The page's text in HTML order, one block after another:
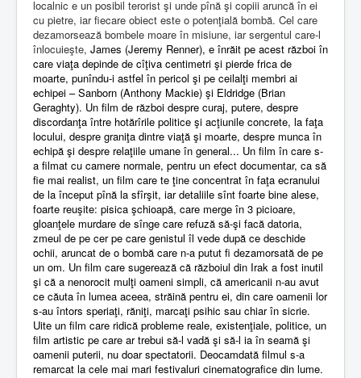
localnic e un posibil terorist şi unde pînă şi copiii aruncă în ei
cu pietre, iar fiecare obiect este o potenţială bombă. Cel care
dezamorsează bombele moare în misiune, iar sergentul care-l
înlocuieşte, James (Jeremy Renner), e înrăit pe acest război în
care viaţa depinde de cîţiva centimetri şi pierde frica de
moarte, punîndu-i astfel în pericol şi pe ceilalţi membri ai
echipei – Sanborn (Anthony Mackie) şi Eldridge (Brian
Geraghty). Un film de război despre curaj, putere, despre
discordanţa între hotărîrile politice şi acţiunile concrete, la faţa
locului, despre graniţa dintre viaţă şi moarte, despre munca în
echipă şi despre relaţiile umane în general... Un film în care s-
a filmat cu camere normale, pentru un efect documentar, ca să
fie mai realist, un film care te ţine concentrat în faţa ecranului
de la început pînă la sfîrşit, iar detaliile sînt foarte bine alese,
foarte reuşite: pisica şchioapă, care merge în 3 picioare,
gloanţele murdare de sînge care refuză să-şi facă datoria,
zmeul de pe cer pe care genistul îl vede după ce deschide
ochii, aruncat de o bombă care n-a putut fi dezamorsată de pe
un om. Un film care sugerează că războiul din Irak a fost inutil
şi că a nenorocit mulţi oameni simpli, că americanii n-au avut
ce căuta în lumea aceea, străină pentru ei, din care oamenii lor
s-au întors speriaţi, răniţi, marcaţi psihic sau chiar în sicrie.
Uite un film care ridică probleme reale, existenţiale, politice, un
film artistic pe care ar trebui să-l vadă şi să-l ia în seamă şi
oamenii puterii, nu doar spectatorii. Deocamdată filmul s-a
remarcat la cele mai mari festivaluri cinematografice din lume.